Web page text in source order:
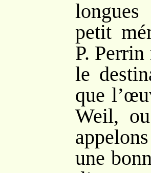
longues
petit
P.
le
que
Weil,
une